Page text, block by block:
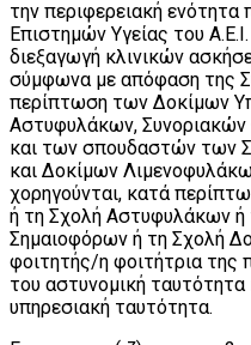
την περιφερειακή
Επιστημών Υγείας του
διεξαγωγή κλινικών
σύμφωνα με απόφαση της
περίπτωση των Δοκίμων
Αστυφυλάκων,
και των σπουδαστών των
και Δοκίμων
χορηγούνται, κατά
ή τη Σχολή Αστυφυλάκων
Σημαιοφόρων ή τη Σχολή
φοιτητής/η φοιτήτρια της
του αστυνομική
υπηρεσιακή ταυτότητα.